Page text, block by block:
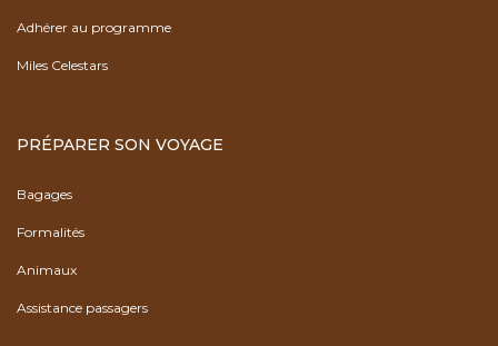
Adhérer au programme
Miles Celestars
PRÉPARER SON VOYAGE
Bagages
Formalités
Animaux
Assistance passagers